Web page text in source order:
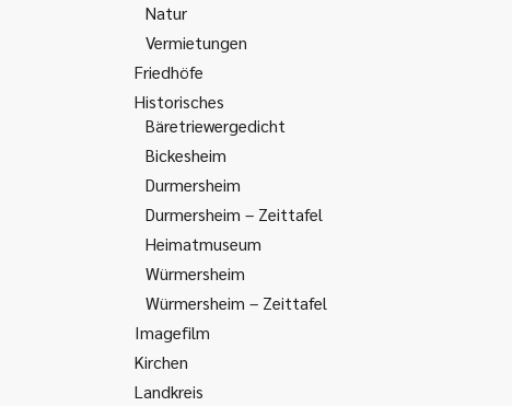
Natur
Vermietungen
Friedhöfe
Historisches
Bäretriewergedicht
Bickesheim
Durmersheim
Durmersheim – Zeittafel
Heimatmuseum
Würmersheim
Würmersheim – Zeittafel
Imagefilm
Kirchen
Landkreis